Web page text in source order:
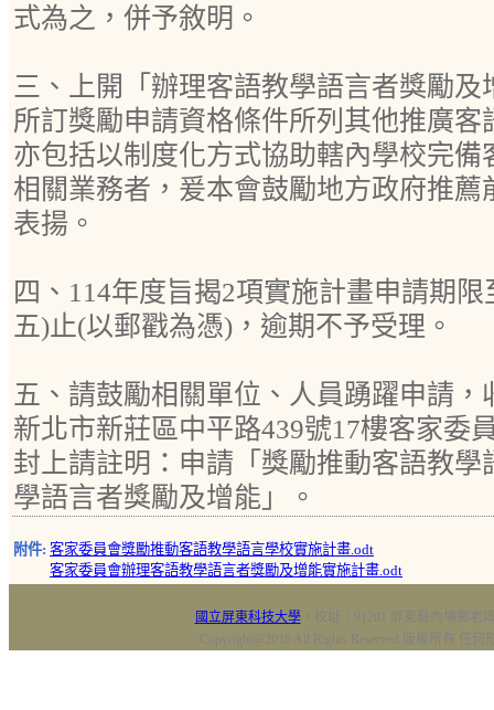
式為之，併予敘明。
三、上開「辦理客語教學語言者獎勵及
所訂獎勵申請資格條件所列其他推廣
亦包括以制度化方式協助轄內學校完備
相關業務者，爰本會鼓勵地方政府推
表揚。
四、114年度旨揭2項實施計畫申請期
五)止(以郵戳為憑)，逾期不予受理。
五、請鼓勵相關單位、人員踴躍申請，
新北市新莊區中平路439號17樓客家委
封上請註明：申請「獎勵推動客語教
學語言者獎勵及增能」。
附件: 客家委員會獎勵推動客語教學語言學校實施計畫.odt
客家委員會辦理客語教學語言者獎勵及增能實施計畫.odt
國立屏東科技大學‧校址：91201 屏東縣內埔鄉老